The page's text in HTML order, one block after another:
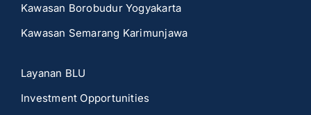
Kawasan Borobudur Yogyakarta
Kawasan Semarang Karimunjawa
Layanan BLU
Investment Opportunities